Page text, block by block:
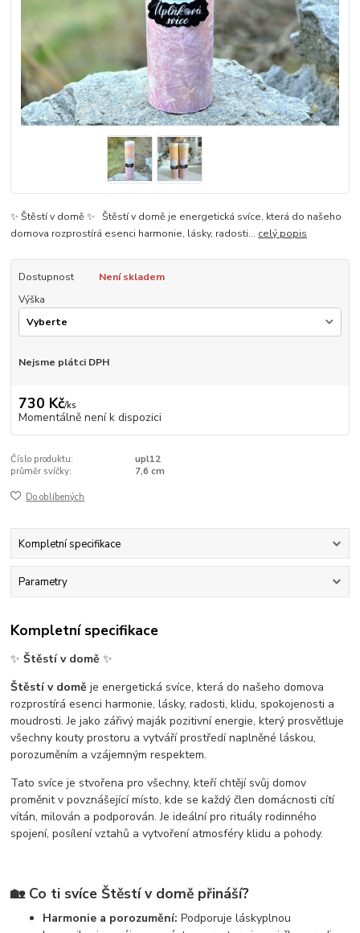
✨ Štěstí v domě ✨ Štěstí v domě je energetická svíce, která do našeho
domova rozprostírá esenci harmonie, lásky, radosti... celý popis
Dostupnost
Není skladem
Výška
Nejsme plátci DPH
730 Kč/ks
Momentálně není k dispozici
Číslo produktu:
upl12
průměr svíčky:
7,6 cm
Do oblíbených
Kompletní specifikace
Parametry
Kompletní specifikace
✨ Štěstí v domě ✨
Štěstí v domě je energetická svíce, která do našeho domova
rozprostírá esenci harmonie, lásky, radosti, klidu, spokojenosti a
moudrosti. Je jako zářivý maják pozitivní energie, který prosvětluje
všechny kouty prostoru a vytváří prostředí naplněné láskou,
porozuměním a vzájemným respektem.
Tato svíce je stvořena pro všechny, kteří chtějí svůj domov
proměnit v povznášející místo, kde se každý člen domácnosti cítí
vítán, milován a podporován. Je ideální pro rituály rodinného
spojení, posílení vztahů a vytvoření atmosféry klidu a pohody.
🏡 Co ti svíce Štěstí v domě přináší?
Harmonie a porozumění: Podporuje láskyplnou